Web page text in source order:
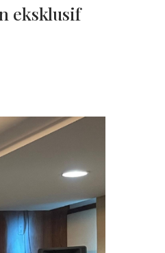
eksklusif